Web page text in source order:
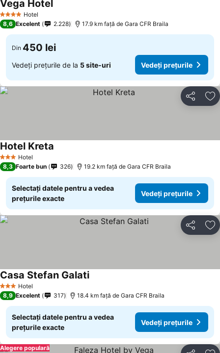
4 Stele Hotel
Vega Hotel
8,6 Excelent 2.228 17.9 km faţă de Gara CFR Braila
Din 450 lei
Vedeți prețurile de la 5 site-uri Vedeți prețurile
Distribuiți
3 SteleHotel
Hotel Kreta
8,3 Foarte bun 326 19.2 km faţă de Gara CFR Braila
Selectați datele pentru a vedea
prețurile exacte
Vedeți prețurile
Distribuiți
3 SteleHotel
Casa Stefan Galati
8,9 Excelent 317 18.4 km faţă de Gara CFR Braila
Selectați datele pentru a vedea
prețurile exacte
Vedeți prețurile
Alegere populară